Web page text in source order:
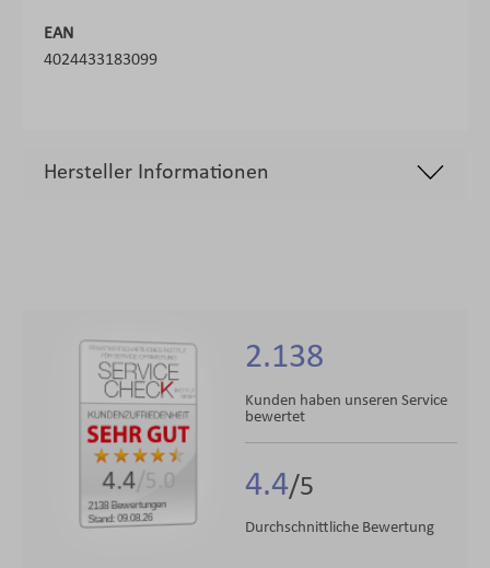
EAN
4024433183099
Hersteller Informationen
2138 Bewertungen
Stand: 09.08.26
4.4/5.0
2.138
Kunden haben unseren Service
bewertet
4.4
Durchschnittliche Bewertung